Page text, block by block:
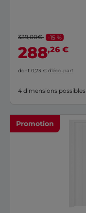
339,00€ -15 %
288,26 €
dont 0,73 € d’éco-part
4 dimensions possibles
Promotion